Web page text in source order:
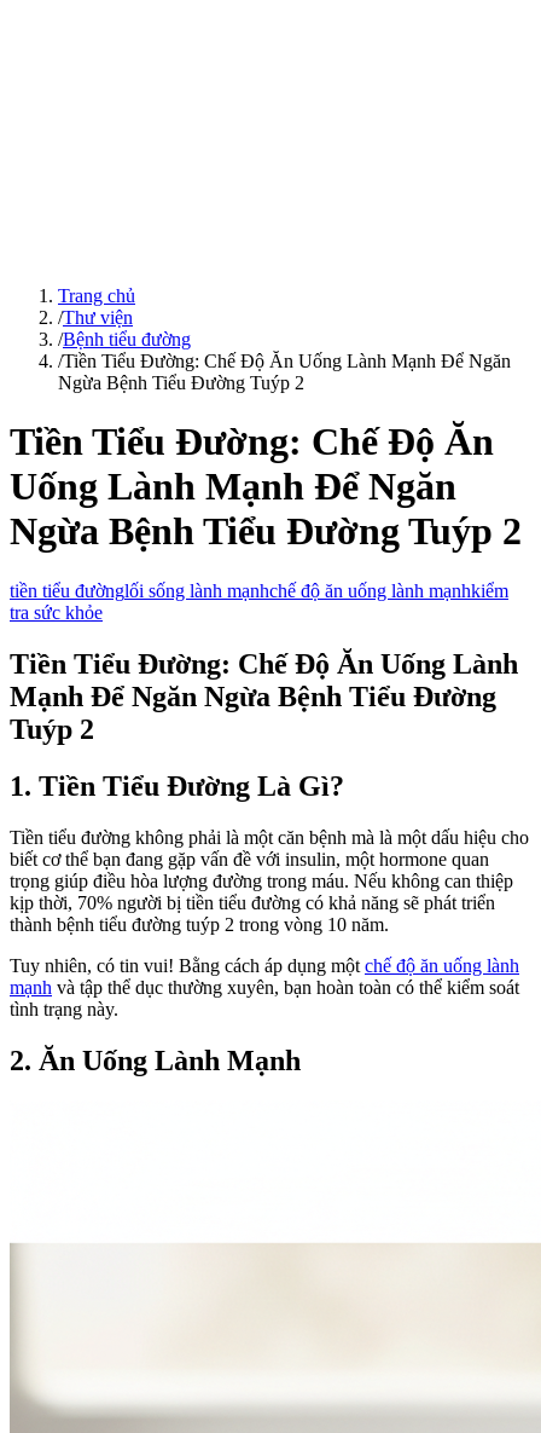
Trang chủ
/Thư viện
/Bệnh tiểu đường
/Tiền Tiểu Đường: Chế Độ Ăn Uống Lành Mạnh Để Ngăn
Ngừa Bệnh Tiểu Đường Tuýp 2
Tiền Tiểu Đường: Chế Độ Ăn
Uống Lành Mạnh Để Ngăn
Ngừa Bệnh Tiểu Đường Tuýp 2
tiền tiểu đườnglối sống lành mạnhchế độ ăn uống lành mạnhkiểm
tra sức khỏe
Tiền Tiểu Đường: Chế Độ Ăn Uống Lành
Mạnh Để Ngăn Ngừa Bệnh Tiểu Đường
Tuýp 2
1. Tiền Tiểu Đường Là Gì?
Tiền tiểu đường không phải là một căn bệnh mà là một dấu hiệu cho
biết cơ thể bạn đang gặp vấn đề với insulin, một hormone quan
trọng giúp điều hòa lượng đường trong máu. Nếu không can thiệp
kịp thời, 70% người bị tiền tiểu đường có khả năng sẽ phát triển
thành bệnh tiểu đường tuýp 2 trong vòng 10 năm.
Tuy nhiên, có tin vui! Bằng cách áp dụng một chế độ ăn uống lành
mạnh và tập thể dục thường xuyên, bạn hoàn toàn có thể kiểm soát
tình trạng này.
2. Ăn Uống Lành Mạnh